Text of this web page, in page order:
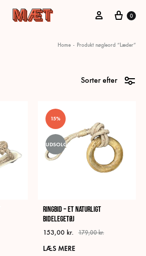
Min konto
Kurv
0
Home - Produkt nøgleord “Læder”
Sorter efter
15%
UDSOLGT
Ringbid – Et naturligt
bidelegetøj
153,00 kr. 179,00kr.
LÆS MERE